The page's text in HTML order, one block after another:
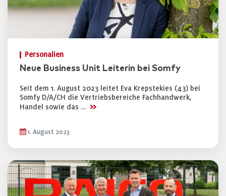
Personalien
Neue Business Unit Leiterin bei Somfy
Seit dem 1. August 2023 leitet Eva Krepstekies (43) bei
Somfy D/A/CH die Vertriebsbereiche Fachhandwerk,
Handel sowie das … >>
1. August 2023